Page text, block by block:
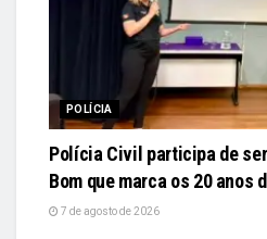
POLÍCIA
Polícia Civil participa de
Bom que marca os 20 anos
7 de agosto de 2026